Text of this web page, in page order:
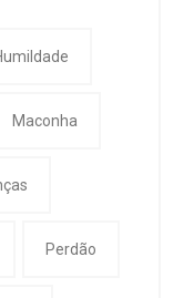
Maconha
Perdão